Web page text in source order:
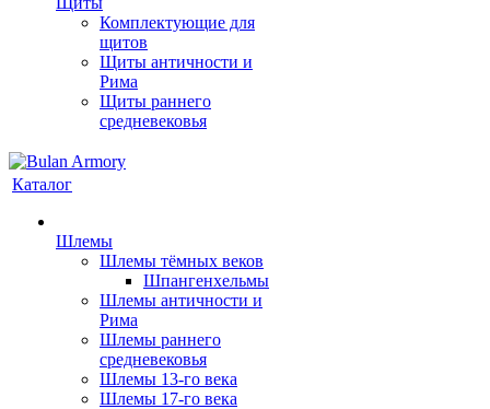
Комплектующие для
щитов
Щиты античности и
Рима
Щиты раннего
средневековья
Каталог
Шлемы
Шлемы тёмных веков
Шпангенхельмы
Шлемы античности и
Рима
Шлемы раннего
средневековья
Шлемы 13-го века
Шлемы 17-го века